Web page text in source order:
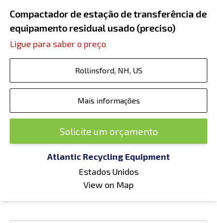
Compactador de estação de transferência de
equipamento residual usado (preciso)
Ligue para saber o preço
Rollinsford, NH, US
Mais informações
Solicite um orçamento
Atlantic Recycling Equipment
Estados Unidos
View on Map